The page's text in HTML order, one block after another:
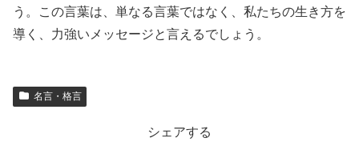
う。この言葉は、単なる言葉ではなく、私たちの生き方を
導く、力強いメッセージと言えるでしょう。
名言・格言
シェアする